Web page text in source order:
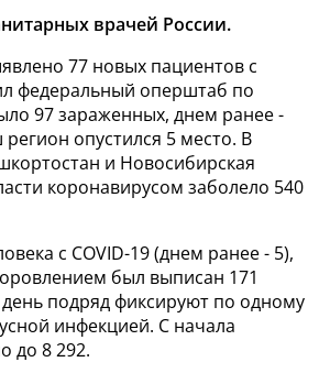
врачей России.
77 новых пациентов с
федеральный оперштаб по
97 зараженных, днем ранее -
опустился 5 место. В
и Новосибирская
коронавирусом заболело 540
с COVID-19 (днем ранее - 5),
был выписан 171
подряд фиксируют по одному
инфекцией. С начала
до 8 292.